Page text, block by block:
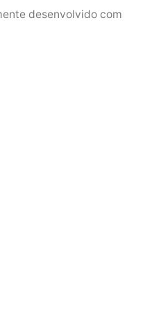
desenvolvido com